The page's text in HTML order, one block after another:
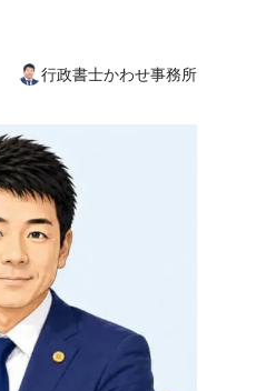
行政書士かわせ事務所